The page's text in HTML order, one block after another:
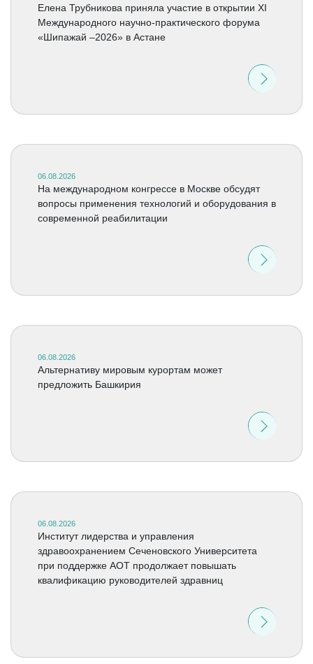
Елена Трубникова приняла участие в открытии XI
Международного научно-практического форума
«Шипажай –2026» в Астане
06.08.2026
На международном конгрессе в Москве обсудят
вопросы применения технологий и оборудования в
современной реабилитации
06.08.2026
Альтернативу мировым курортам может
предложить Башкирия
06.08.2026
Институт лидерства и управления
здравоохранением Сеченовского Университета
при поддержке АОТ продолжает повышать
квалификацию руководителей здравниц